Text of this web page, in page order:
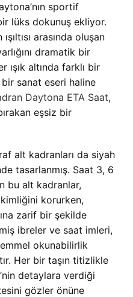
sportif
lüks dokunuş ekliyor.
arasında oluşan
dramatik bir
altında farklı bir
bir sanat eseri haline
Daytona ETA Saat,
eşsiz bir
alt kadranları da siyah
tasarlanmış. Saat 3, 6
bu alt kadranlar,
kimliğini korurken,
zarif bir şekilde
ibreler ve saat imleri,
okunabilirlik
Her bir taşın titizlikle
detaylara verdiği
gözler önüne